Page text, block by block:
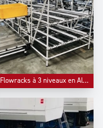
Flowracks à 3 niveaux en Aluminum avec chariot de kitting réglable.